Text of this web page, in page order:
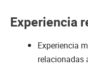
Experiencia
Experiencia
relacionadas